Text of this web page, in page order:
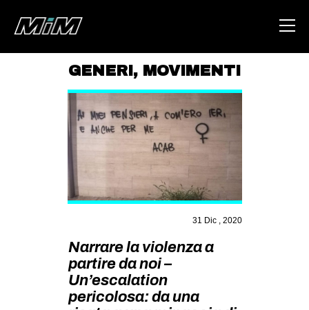
ABOUT
AREA
GAZA FREESTYLE
CSOA LAMBRETTA
MSM
STUDENTI TSUNAMI
ZAM
GENERI , MOVIMENTI
31 Dic , 2020
Narrare la violenza a
partire da noi –
Un’escalation
pericolosa: da una